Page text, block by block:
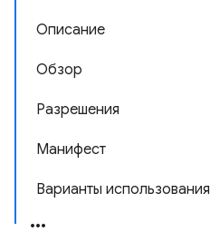
Описание
Обзор
Разрешения
Манифест
Варианты использования